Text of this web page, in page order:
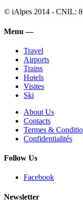
© iAlpes 2014 - CNIL:
Menu —
Travel
Airports
Trains
Hotels
Visites
Ski
About Us
Contacts
Termes &
Confidentialités
Follow Us
Facebook
Newsletter